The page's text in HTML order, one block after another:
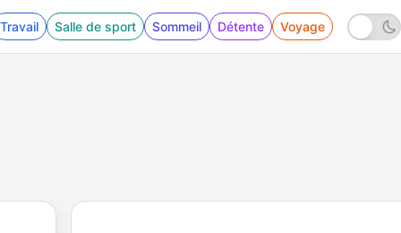
Travail Salle de sport Sommeil Détente Voyage